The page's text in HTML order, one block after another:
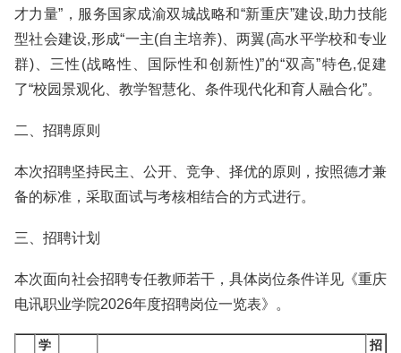
才力量”，服务国家成渝双城战略和“新重庆”建设,助力技能
型社会建设,形成“一主(自主培养)、两翼(高水平学校和专业
群)、三性(战略性、国际性和创新性)”的“双高”特色,促建
了“校园景观化、教学智慧化、条件现代化和育人融合化”。
二、招聘原则
本次招聘坚持民主、公开、竞争、择优的原则，按照德才兼
备的标准，采取面试与考核相结合的方式进行。
三、招聘计划
本次面向社会招聘专任教师若干，具体岗位条件详见《重庆
电讯职业学院2026年度招聘岗位一览表》。
学
招